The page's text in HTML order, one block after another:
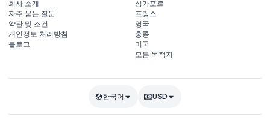
회사 소개
자주 묻는 질문
약관 및 조건
개인정보 처리방침
블로그
싱가포르
프랑스
영국
홍콩
미국
모든 목적지
한국어 USD